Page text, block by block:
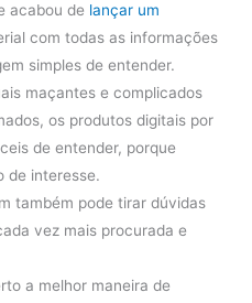
acabou de lançar um
com todas as informações
simples de entender.
maçantes e complicados
os produtos digitais por
de entender, porque
de interesse.
também pode tirar dúvidas
vez mais procurada e
a melhor maneira de